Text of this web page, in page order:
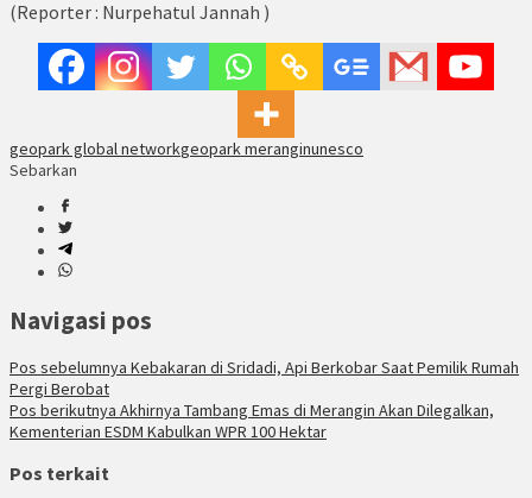
(Reporter : Nurpehatul Jannah )
geopark global networkgeopark meranginunesco
Sebarkan
Navigasi pos
Pos sebelumnya Kebakaran di Sridadi, Api Berkobar Saat Pemilik Rumah
Pergi Berobat
Pos berikutnya Akhirnya Tambang Emas di Merangin Akan Dilegalkan,
Kementerian ESDM Kabulkan WPR 100 Hektar
Pos terkait